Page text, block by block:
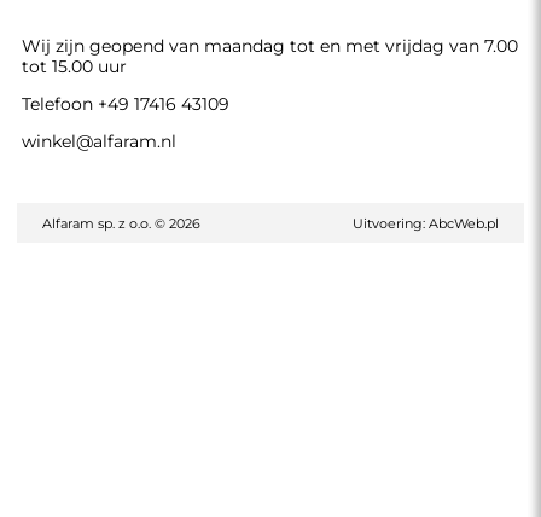
Wij zijn geopend van maandag tot en met vrijdag van 7.00
tot 15.00 uur
Telefoon +49 17416 43109
winkel@alfaram.nl
Alfaram sp. z o.o. © 2026 Uitvoering: AbcWeb.pl